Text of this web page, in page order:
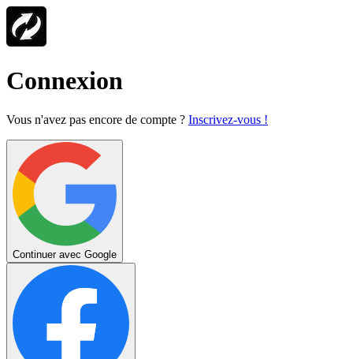
Connexion
Vous n'avez pas encore de compte ? Inscrivez-vous !
Continuer avec Google